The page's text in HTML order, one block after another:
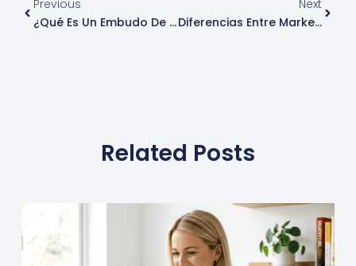
Previous
¿Qué Es Un Embudo De Ventas? Guía Completa
Next
Diferencias Entre Marketing B2B Y B2C
Related Posts